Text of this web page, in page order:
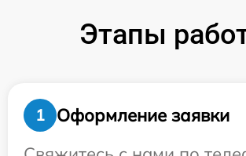
Этапы
1
Оформление заявки